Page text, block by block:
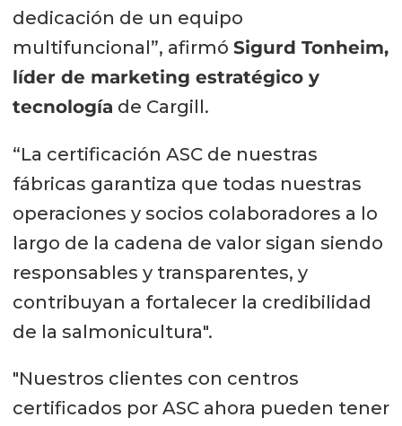
dedicación de un equipo
multifuncional”, afirmó Sigurd Tonheim,
líder de marketing estratégico y
tecnología de Cargill.
“La certificación ASC de nuestras
fábricas garantiza que todas nuestras
operaciones y socios colaboradores a lo
largo de la cadena de valor sigan siendo
responsables y transparentes, y
contribuyan a fortalecer la credibilidad
de la salmonicultura".
"Nuestros clientes con centros
certificados por ASC ahora pueden tener